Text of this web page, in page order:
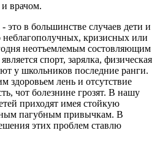
врачом.
в большинстве случаев дети и
неблагополучных, кризисных или
неотъемлемым состовляющим
спорт, зарялка, физическая
у школьников последние ранги.
здоровьем лень и отсутствие
чот болезнине грозят. В нашу
приходят имея стойкую
пагубным привычкам. В
этих проблем ставлю